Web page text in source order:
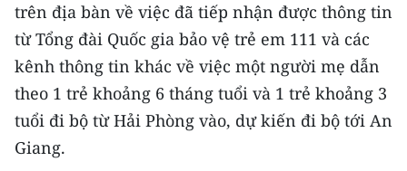
Chuyên trang TP. Hồ Chí Minh
CHUYÊN ĐỀ
CÁC CHUYÊN TRANG
trên địa bàn về việc đã tiếp nhận được thông tin
từ Tổng đài Quốc gia bảo vệ trẻ em 111 và các
kênh thông tin khác về việc một người mẹ dẫn
theo 1 trẻ khoảng 6 tháng tuổi và 1 trẻ khoảng 3
tuổi đi bộ từ Hải Phòng vào, dự kiến đi bộ tới An
Giang.